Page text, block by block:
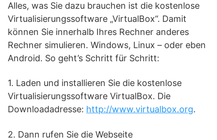
Alles, was Sie dazu brauchen ist die kostenlose
Virtualisierungssoftware „VirtualBox“. Damit
können Sie innerhalb Ihres Rechner anderes
Rechner simulieren. Windows, Linux – oder eben
Android. So geht’s Schritt für Schritt:
1. Laden und installieren Sie die kostenlose
Virtualisierungssoftware VirtualBox. Die
Downloadadresse: http://www.virtualbox.org.
2. Dann rufen Sie die Webseite